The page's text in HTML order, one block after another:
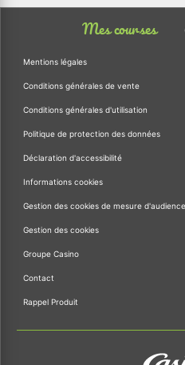
Mes courses
Mentions légales
Conditions générales de vente
Conditions générales d'utilisation
Politique de protection des données
Déclaration d'accessibilité
Informations cookies
Gestion des cookies de mesure d'audience
Gestion des cookies
Groupe Casino
Contact
Rappel Produit